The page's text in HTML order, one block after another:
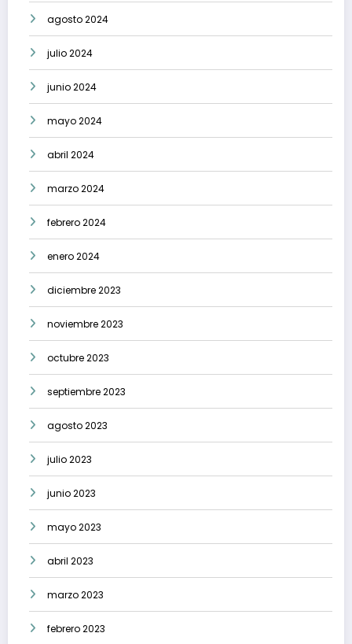
agosto 2024
julio 2024
junio 2024
mayo 2024
abril 2024
marzo 2024
febrero 2024
enero 2024
diciembre 2023
noviembre 2023
octubre 2023
septiembre 2023
agosto 2023
julio 2023
junio 2023
mayo 2023
abril 2023
marzo 2023
febrero 2023